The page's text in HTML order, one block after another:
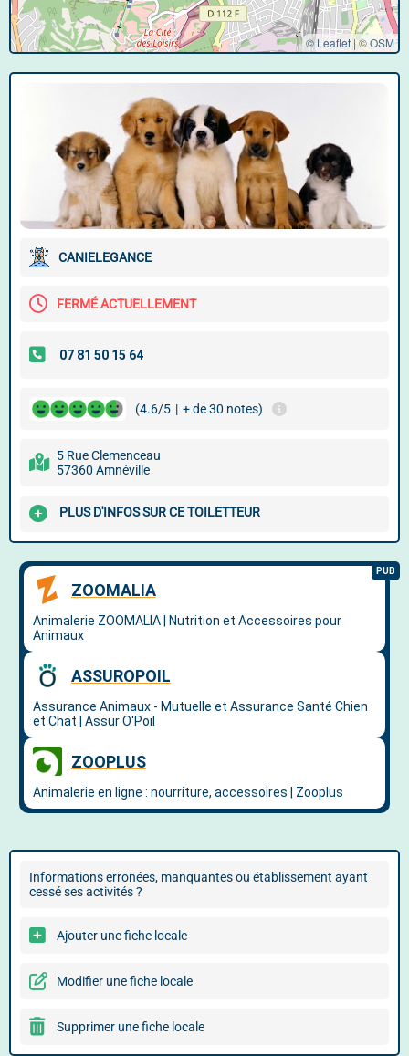
© Leaflet |©OSM
CANIELEGANCE
FERMÉ ACTUELLEMENT
(4.6/5 | + de 30 notes)
5 Rue Clemenceau
57360 Amnéville
PLUS D'INFOS SUR CE TOILETTEUR
Informations erronées, manquantes ou établissement ayant
cessé ses activités ?
Ajouter une fiche locale
Modifier une fiche locale
Supprimer une fiche locale